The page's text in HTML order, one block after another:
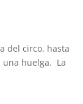
del circo, hasta
huelga. La